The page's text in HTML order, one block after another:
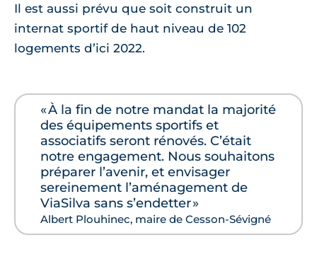
Il est aussi prévu que soit construit un
internat sportif de haut niveau de 102
logements d’ici 2022.
« À la fin de notre mandat la majorité
des équipements sportifs et
associatifs seront rénovés. C’était
notre engagement. Nous souhaitons
préparer l’avenir, et envisager
sereinement l’aménagement de
ViaSilva sans s’endetter »
Albert Plouhinec, maire de Cesson-Sévigné